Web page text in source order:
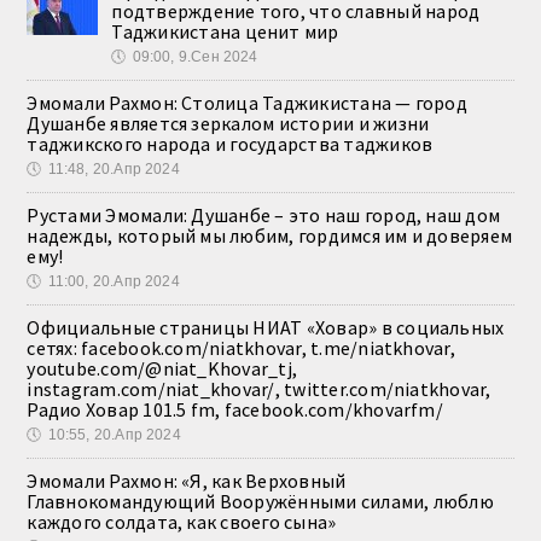
подтверждение того, что славный народ
Таджикистана ценит мир
🕔 09:00, 9.Сен 2024
Эмомали Рахмон: Столица Таджикистана — город
Душанбе является зеркалом истории и жизни
таджикского народа и государства таджиков
🕔 11:48, 20.Апр 2024
Рустами Эмомали: Душанбе – это наш город, наш дом
надежды, который мы любим, гордимся им и доверяем
ему!
🕔 11:00, 20.Апр 2024
Официальные страницы НИАТ «Ховар» в социальных
сетях: facebook.com/niatkhovar, t.me/niatkhovar,
youtube.com/@niat_Khovar_tj,
instagram.com/niat_khovar/, twitter.com/niatkhovar,
Радио Ховар 101.5 fm, facebook.com/khovarfm/
🕔 10:55, 20.Апр 2024
Эмомали Рахмон: «Я, как Верховный
Главнокомандующий Вооружёнными силами, люблю
каждого солдата, как своего сына»